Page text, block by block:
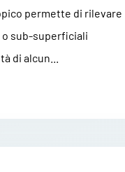
permette di rilevare
sub-superficiali
di alcun...